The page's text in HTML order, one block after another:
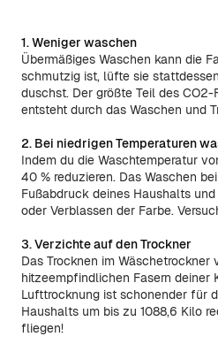
1. Weniger waschen
Übermäßiges Waschen kann die
schmutzig ist, lüfte sie
duschst. Der größte Teil des
entsteht durch das Waschen und
2. Bei niedrigen Temperaturen
Indem du die Waschtemperatur
40 % reduzieren. Das Waschen
Fußabdruck deines Haushalts
oder Verblassen der Farbe.
3. Verzichte auf den Trockner
Das Trocknen im
hitzeempfindlichen Fasern deiner
Lufttrocknung ist schonender für
Haushalts um bis zu 1088,6 Kilo
fliegen!